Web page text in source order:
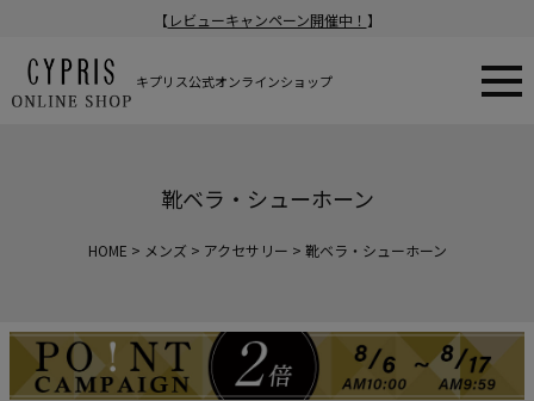
【 レビューキャンペーン開催中！ 】
キプリス公式オンラインショップ
靴ベラ・シューホーン
HOME メンズ アクセサリー 靴ベラ・シューホーン